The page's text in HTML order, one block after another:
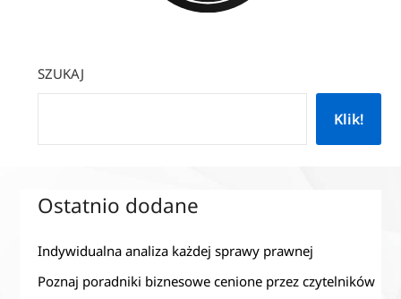
SZUKAJ
Klik!
Ostatnio dodane
Indywidualna analiza każdej sprawy prawnej
Poznaj poradniki biznesowe cenione przez czytelników